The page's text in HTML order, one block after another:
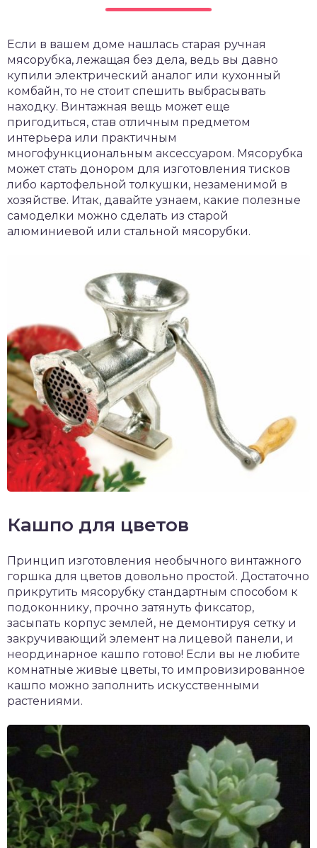
Если в вашем доме нашлась старая ручная
мясорубка, лежащая без дела, ведь вы давно
купили электрический аналог или кухонный
комбайн, то не стоит спешить выбрасывать
находку. Винтажная вещь может еще
пригодиться, став отличным предметом
интерьера или практичным
многофункциональным аксессуаром. Мясорубка
может стать донором для изготовления тисков
либо картофельной толкушки, незаменимой в
хозяйстве. Итак, давайте узнаем, какие полезные
самоделки можно сделать из старой
алюминиевой или стальной мясорубки.
Кашпо для цветов
Принцип изготовления необычного винтажного
горшка для цветов довольно простой. Достаточно
прикрутить мясорубку стандартным способом к
подоконнику, прочно затянуть фиксатор,
засыпать корпус землей, не демонтируя сетку и
закручивающий элемент на лицевой панели, и
неординарное кашпо готово! Если вы не любите
комнатные живые цветы, то импровизированное
кашпо можно заполнить искусственными
растениями.
крыши и кровли
и уход